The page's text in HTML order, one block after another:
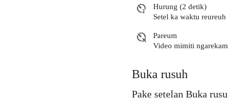
Hurung (2 detik)
Setel ka waktu
Pareum
Video mimiti
Buka rusuh
Pake setelan Buka